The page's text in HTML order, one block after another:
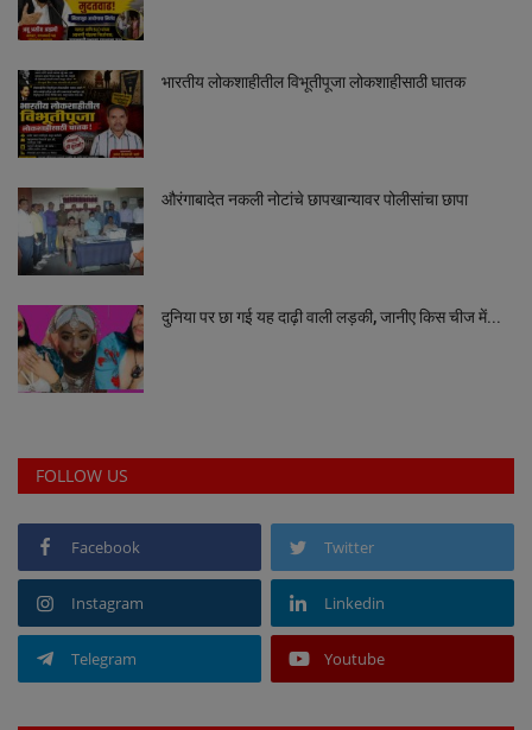
भारतीय लोकशाहीतील विभूतीपूजा लोकशाहीसाठी घातक
औरंगाबादेत नकली नोटांचे छापखान्यावर पोलीसांचा छापा
दुनिया पर छा गई यह दाढ़ी वाली लड़की, जानीए किस चीज में...
FOLLOW US
Facebook Twitter
Instagram Linkedin
Telegram Youtube